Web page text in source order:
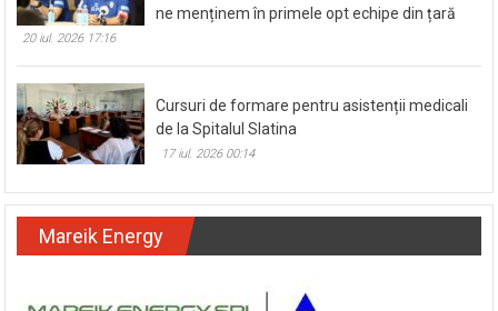
ne menținem în primele opt echipe din țară
20 iul. 2026 17:16
Cursuri de formare pentru asistenții medicali
de la Spitalul Slatina
17 iul. 2026 00:14
Mareik Energy